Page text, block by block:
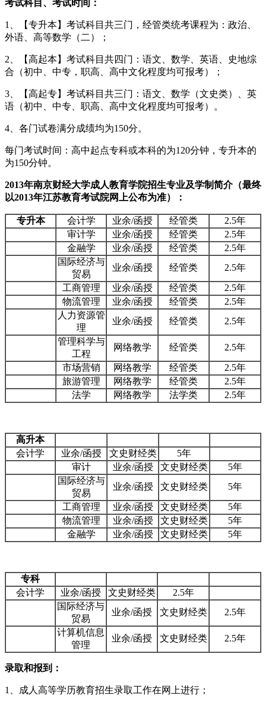
考试科目、考试时间：
1、【专升本】考试科目共三门，经管类统考课程为：政治、
外语、高等数学（二）；
2、【高起本】考试科目共四门：语文、数学、英语、史地综
合（初中、中专，职高、高中文化程度均可报考）；
3、【高起专】考试科目共三门：语文、数学（文史类）、英
语（初中、中专、职高、高中文化程度均可报考）。
4、各门试卷满分成绩均为150分。
每门考试时间：高中起点专科或本科的为120分钟，专升本的
为150分钟。
2013年南京财经大学成人教育学院招生专业及学制简介（最终
以2013年江苏教育考试院网上公布为准）：
专升本 会计学 业余/函授 经管类
2.5年
审计学
业余/函授 经管类
2.5年
金融学
业余/函授 经管类
2.5年
国际经济与
贸易
业余/函授 经管类
2.5年
工商管理
业余/函授 经管类
2.5年
物流管理
业余/函授 经管类
2.5年
人力资源管
理
业余/函授 经管类
2.5年
管理科学与
工程
网络教学 经管类
2.5年
市场营销
网络教学 经管类
2.5年
旅游管理
网络教学 经管类
2.5年
法学
网络教学 法学类 2.5年
高升本
会计学
业余/函授 文史财经类
5年
审计
业余/函授 文史财经类
5年
国际经济与
贸易
业余/函授 文史财经类
5年
工商管理
业余/函授 文史财经类
5年
物流管理
业余/函授 文史财经类
5年
金融学
业余/函授 文史财经类 5年
专科
会计学
业余/函授 文史财经类
2.5年
国际经济与
贸易
业余/函授 文史财经类
2.5年
计算机信息
管理
业余/函授 文史财经类 2.5年
录取和报到：
1、成人高等学历教育招生录取工作在网上进行；